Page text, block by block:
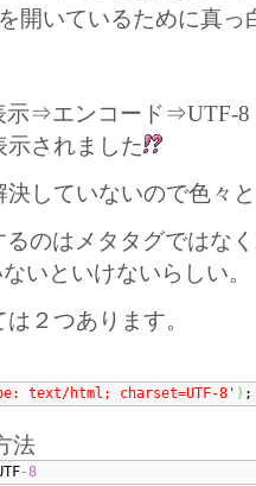
開いているために真っ
示⇒エンコード⇒UTF-8
示されました
していないので色々
のはメタタグではな
いといけないらしい。
２つあります。
text/html; charset=UTF-8' ) ;
法
-8